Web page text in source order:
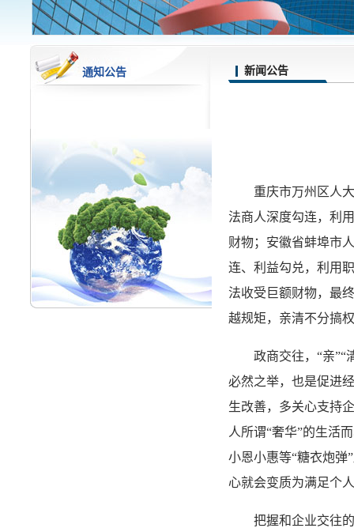
通知公告 新闻公告
重庆市万州区人大
法商人深度勾连，利
财物；安徽省蚌埠市
连、利益勾兑，利用
法收受巨额财物，最
越规矩，亲清不分搞
政商交往，“亲”“清
必然之举，也是促进
生改善，多关心支持
人所谓“奢华”的生活
小恩小惠等“糖衣炮弹
心就会变质为满足个
把握和企业交往的